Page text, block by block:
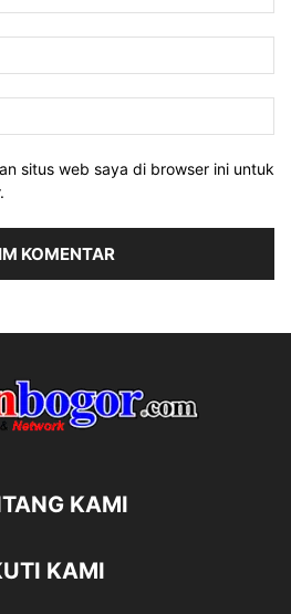
situs web saya di browser ini untuk
KAMI
KAMI